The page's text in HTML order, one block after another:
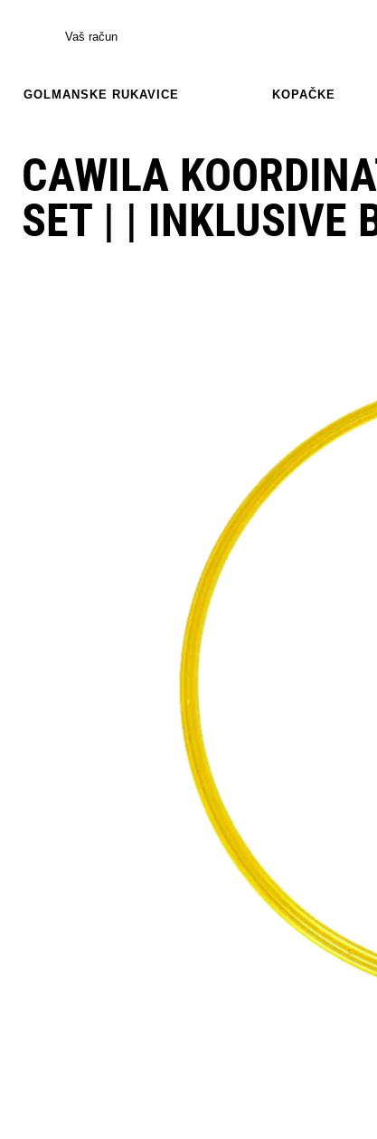
Vaš račun
GOLMANSKE RUKAVICE KOPAČKE
CAWILA
SET | | INKLUSIVE